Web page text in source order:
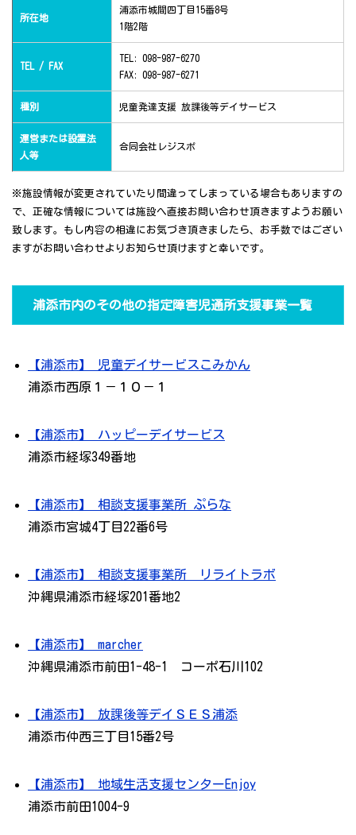
所在地
浦添市城間四丁目15番8号
1階2階
TEL / FAX
TEL: 098-987-6270
FAX: 098-987-6271
種別 児童発達支援 放課後等デイサービス
運営または設置法
人等
合同会社レジスポ
※施設情報が変更されていたり間違ってしまっている場合もありますの
で、正確な情報については施設へ直接お問い合わせ頂きますようお願い
致します。もし内容の相違にお気づき頂きましたら、お手数ではござい
ますがお問い合わせよりお知らせ頂けますと幸いです。
浦添市内のその他の指定障害児通所支援事業一覧
【浦添市】 児童デイサービスこみかん
浦添市西原１－１０－１
【浦添市】 ハッピーデイサービス
浦添市経塚349番地
【浦添市】 相談支援事業所 ぷらな
浦添市宮城4丁目22番6号
【浦添市】 相談支援事業所 リライトラボ
沖縄県浦添市経塚201番地2
【浦添市】 marcher
沖縄県浦添市前田1-48-1 コーポ石川102
【浦添市】 放課後等デイＳＥＳ浦添
浦添市仲西三丁目15番2号
【浦添市】 地域生活支援センターEnjoy
浦添市前田1004-9